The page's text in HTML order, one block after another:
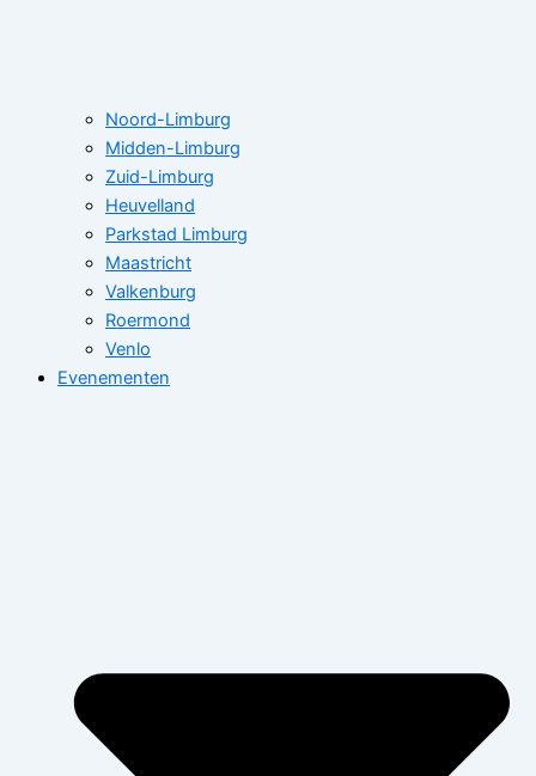
Noord-Limburg
Midden-Limburg
Zuid-Limburg
Heuvelland
Parkstad Limburg
Maastricht
Valkenburg
Roermond
Venlo
Evenementen